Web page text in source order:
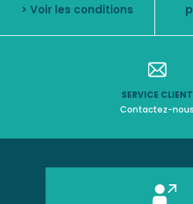
> Voir les conditions
SERVICE CLIENT
Contactez-nous